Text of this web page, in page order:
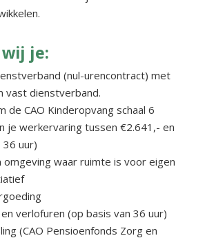
je:
(nul-urencontract) met
vast dienstverband.
de CAO Kinderopvang schaal 6
je werkervaring tussen €2.641,- en
36 uur)
omgeving waar ruimte is voor eigen
verlofuren (op basis van 36 uur)
(CAO Pensioenfonds Zorg en